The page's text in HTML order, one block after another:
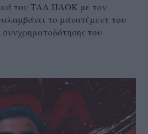
του ΤΑΑ ΠΑΟΚ με τον
το μάνατζμεντ του
του